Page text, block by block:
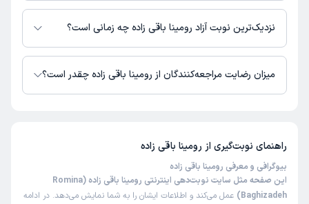
در حال حاضر اطلاعاتی درباره ارائه ویزیت آنلاین توسط رومینا باقی زاده در
دسترس نیست. برای دریافت اطلاعات دقیق‌تر، لطفاً با مطب تماس بگیرید.
نزدیک‌ترین نوبت آزاد رومینا باقی زاده چه زمانی است؟
زمان نوبت‌دهی و پذیرش بیماران با هماهنگی مطب مشخص می‌شود.
میزان رضایت مراجعه‌کنندگان از رومینا باقی زاده چقدر است؟
راهنمای نوبت‌گیری از رومینا باقی زاده
بیوگرافی و معرفی رومینا باقی زاده
این صفحه مثل سایت نوبت‌دهی اینترنتی رومینا باقی زاده (Romina
Baghizadeh)
عمل می‌کند و اطلاعات ایشان را به شما نمایش می‌دهد. در ادامه